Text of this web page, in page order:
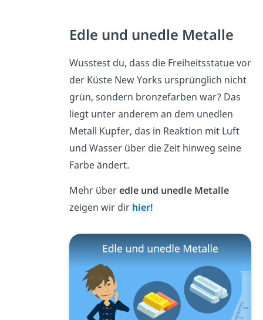
Edle und unedle Metalle
Wusstest du, dass die Freiheitsstatue vor
der Küste New Yorks ursprünglich nicht
grün, sondern bronzefarben war? Das
liegt unter anderem an dem unedlen
Metall Kupfer, das in Reaktion mit Luft
und Wasser über die Zeit hinweg seine
Farbe ändert.
Mehr überedle und unedle Metalle
zeigen wir dirhier!